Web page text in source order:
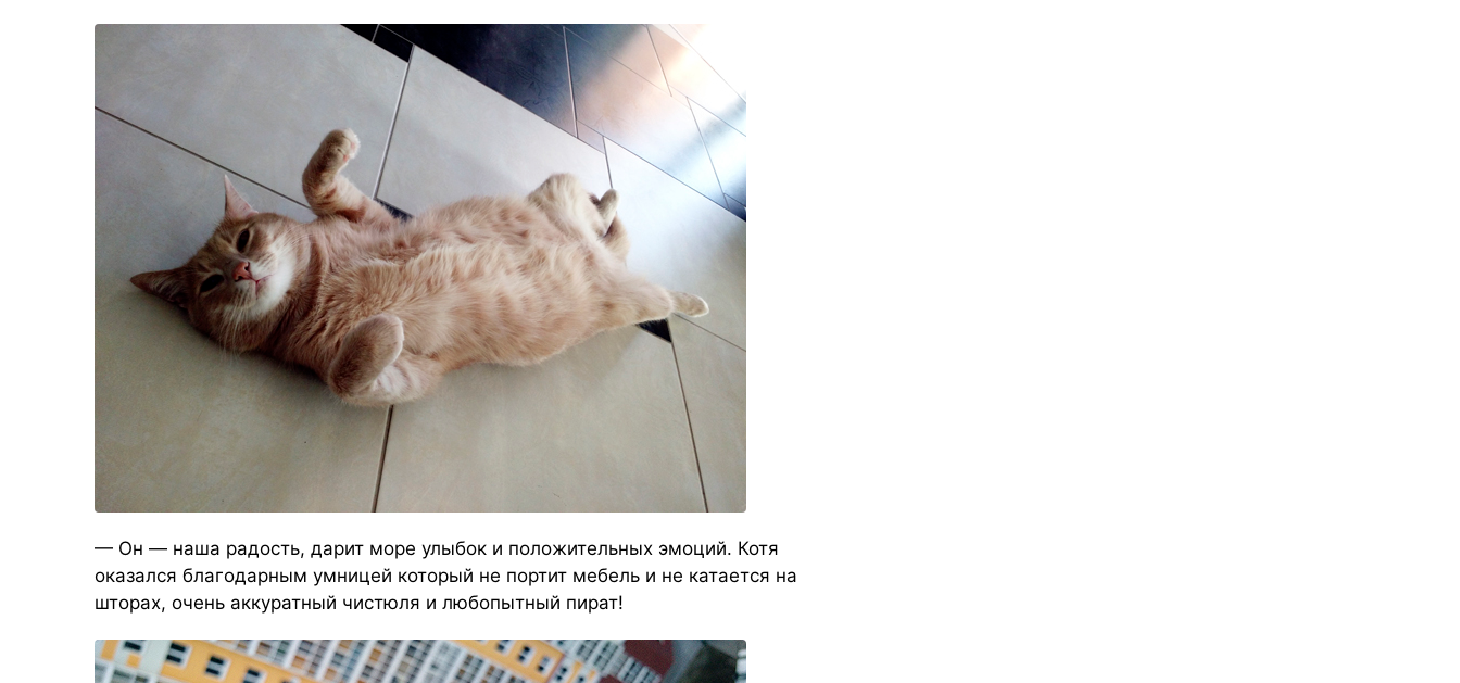
— Он — наша радость, дарит море улыбок и положительных эмоций. Котя
оказался благодарным умницей который не портит мебель и не катается на
шторах, очень аккуратный чистюля и любопытный пират!